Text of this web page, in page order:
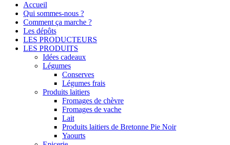
Accueil
Qui sommes-nous ?
Comment ça marche ?
Les dépôts
LES PRODUCTEURS
LES PRODUITS
Idées cadeaux
Légumes
Conserves
Légumes frais
Produits laitiers
Fromages de chèvre
Fromages de vache
Lait
Produits laitiers de Bretonne Pie Noir
Yaourts